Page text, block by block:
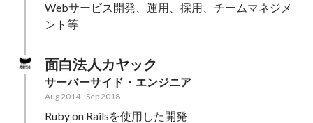
Webサービス開発、運用、採用、チームマネジメ
ント等
面白法人カヤック
サーバーサイド・エンジニア
Aug 2014- Sep 2018
Ruby on Railsを使用した開発